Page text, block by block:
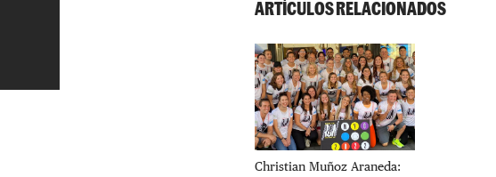
ARTÍCULOS RELACIONADOS
Christian Muñoz Araneda: